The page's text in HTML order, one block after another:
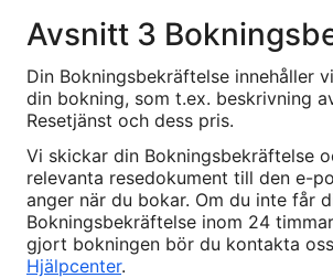
Avsnitt 3
Din Bokningsbekräftelse innehåller
din bokning, som t.ex. beskrivning
Resetjänst och dess pris.
Vi skickar din Bokningsbekräftelse
relevanta resedokument till den e-
anger när du bokar. Om du inte får
Bokningsbekräftelse inom 24
gjort bokningen bör du kontakta
Hjälpcenter.